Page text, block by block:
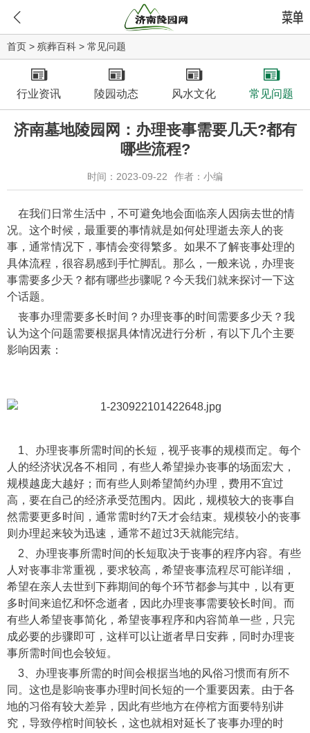
首页 > 殡葬百科 > 常见问题
行业资讯 陵园动态 风水文化 常见问题
济南墓地陵园网：办理丧事需要几天?都有
哪些流程?
时间：2023-09-22 作者：小编
在我们日常生活中，不可避免地会面临亲人因病去世的情
况。这个时候，最重要的事情就是如何处理逝去亲人的丧
事，通常情况下，事情会变得繁多。如果不了解丧事处理的
具体流程，很容易感到手忙脚乱。那么，一般来说，办理丧
事需要多少天？都有哪些步骤呢？今天我们就来探讨一下这
个话题。
丧事办理需要多长时间？办理丧事的时间需要多少天？我
认为这个问题需要根据具体情况进行分析，有以下几个主要
影响因素：
1、办理丧事所需时间的长短，视乎丧事的规模而定。每个
人的经济状况各不相同，有些人希望操办丧事的场面宏大，
规模越庞大越好；而有些人则希望简约办理，费用不宜过
高，要在自己的经济承受范围内。因此，规模较大的丧事自
然需要更多时间，通常需时约7天才会结束。规模较小的丧事
则办理起来较为迅速，通常不超过3天就能完结。
2、办理丧事所需时间的长短取决于丧事的程序内容。有些
人对丧事非常重视，要求较高，希望丧事流程尽可能详细，
希望在亲人去世到下葬期间的每个环节都参与其中，以有更
多时间来追忆和怀念逝者，因此办理丧事需要较长时间。而
有些人希望丧事简化，希望丧事程序和内容简单一些，只完
成必要的步骤即可，这样可以让逝者早日安葬，同时办理丧
事所需时间也会较短。
3、办理丧事所需的时间会根据当地的风俗习惯而有所不
同。这也是影响丧事办理时间长短的一个重要因素。由于各
地的习俗有较大差异，因此有些地方在停棺方面要特别讲
究，导致停棺时间较长，这也就相对延长了丧事办理的时